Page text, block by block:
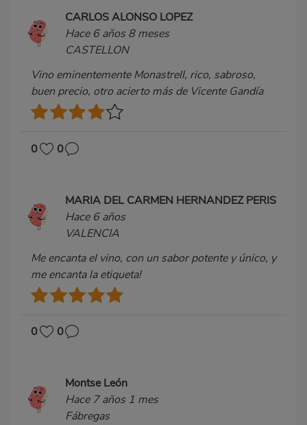
CARLOS ALONSO LOPEZ
Hace 6 años 8 meses
CASTELLON
Vino eminentemente Monastrell, rico, sabroso,
buen precio, otro acierto más de Vicente Gandía
0 0
MARIA DEL CARMEN HERNANDEZ PERIS
Hace 6 años
VALENCIA
Me encanta el vino, con un sabor potente y único, y
me encanta la etiqueta!
0 0
Montse León
Hace 7 años 1 mes
Fábregas